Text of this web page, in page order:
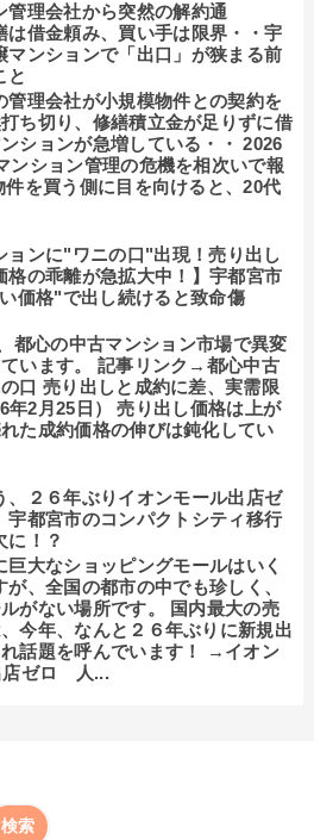
管理会社から突然の解約通
は借金頼み、買い手は限界・・宇
マンションで「出口」が狭まる前
と
管理会社が小規模物件との契約を
ち切り、修繕積立金が足りずに借
ションが急増している・・ 2026
ンション管理の危機を相次いで報
を買う側に目を向けると、20代
ョンに"ワニの口"出現！売り出し
格の乖離が急拡大中！】宇都宮市
価格"で出し続けると致命傷
都心の中古マンション市場で異変
います。 記事リンク→都心中古
口 売り出しと成約に差、実需限
年2月25日） 売り出し価格は上が
た成約価格の伸びは鈍化してい
、２６年ぶりイオンモール出店ゼ
宇都宮市のコンパクトシティ移行
に！？
巨大なショッピングモールはいく
が、全国の都市の中でも珍しく、
がない場所です。 国内最大の売
今年、なんと２６年ぶりに新規出
話題を呼んでいます！ →イオン
店ゼロ 人...